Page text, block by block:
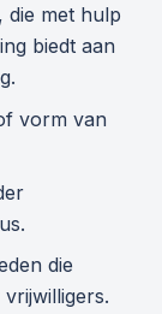
die met hulp
biedt aan
vorm van
die